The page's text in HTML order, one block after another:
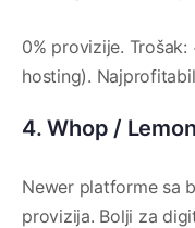
0% provizije.
hosting).
4. Whop /
Newer platforme sa
provizija. Bolji za